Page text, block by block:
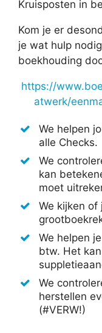
Kruisposten in
Kom je er
je wat hulp
boekhouding
https://
atwerk/
We helpen
alle Checks.
We
kan
moet
We kijken of
We helpen
btw. Het
We
herstellen
(#VERW!)